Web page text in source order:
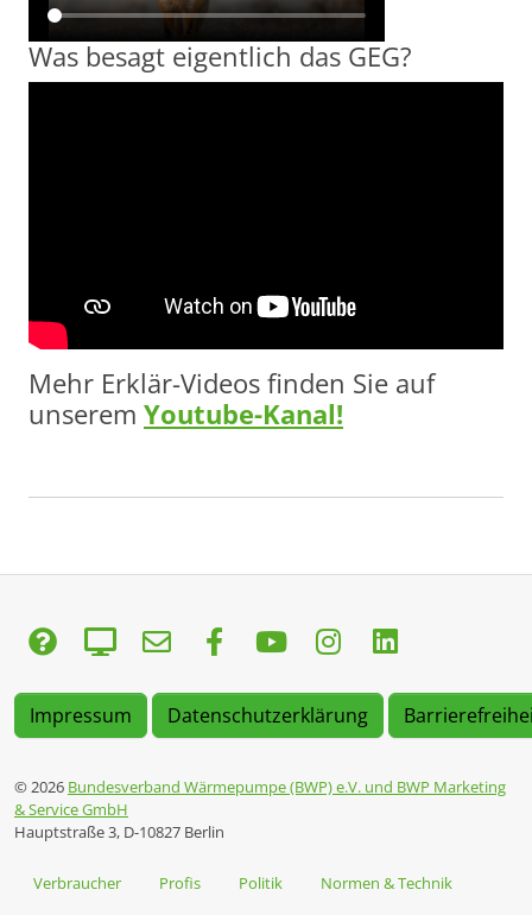
Was besagt eigentlich das GEG?
Mehr Erklär-Videos finden Sie auf
unserem Youtube-Kanal!
Impressum Datenschutzerklärung
© 2026 Bundesverband Wärmepumpe (BWP) e.V. und BWP Marketing
& Service GmbH
Hauptstraße 3, D-10827 Berlin
Verbraucher Profis Politik
Normen & Technik